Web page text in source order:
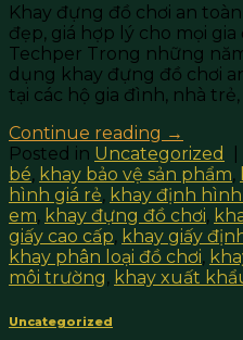
Khay đựng đồ chơi an
đẹp, giá hợp lý cho mọi
Techper Trong những
dụng khay đựng đồ chơi
tại các hộ gia đình, nhà
Continue reading →
Posted in Uncategorized
bé, khay bảo vệ sản phẩm,
hình giá rẻ, khay định
em, khay đựng đồ chơi,
giấy cao cấp, khay giấy
khay phân loại đồ chơi,
môi trường, khay xuất
Uncategorized